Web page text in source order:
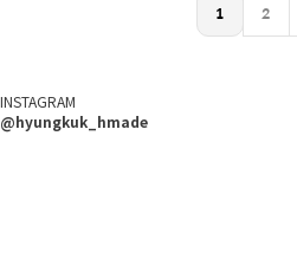
1 2
INSTAGRAM
@hyungkuk_hmade